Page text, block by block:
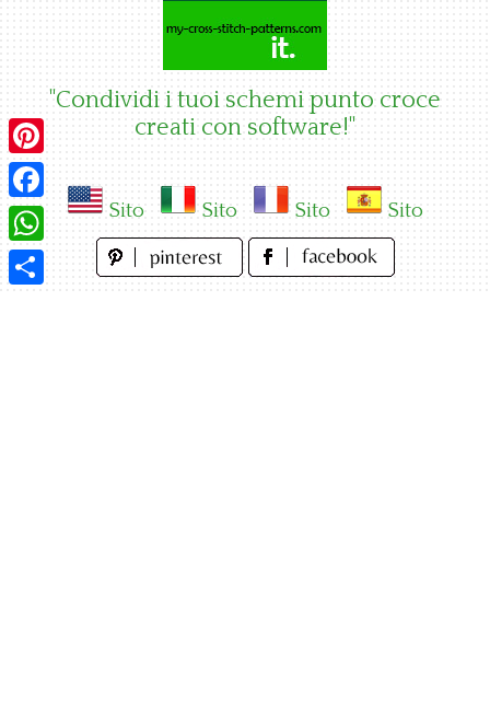
"Condividi i tuoi schemi punto croce
creati con software!"
Sito Sito Sito Sito
Pinterest
Facebook
WhatsApp